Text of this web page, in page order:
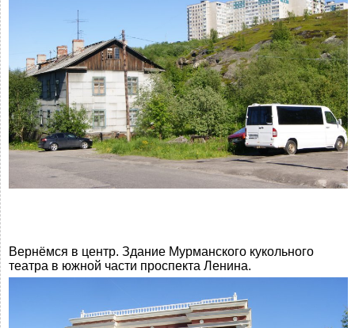
Вернёмся в центр. Здание Мурманского кукольного
театра в южной части проспекта Ленина.